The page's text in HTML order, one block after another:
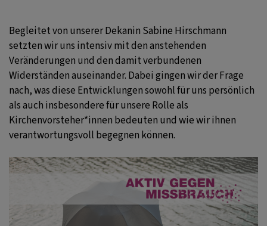
Begleitet von unserer Dekanin Sabine Hirschmann
setzten wir uns intensiv mit den anstehenden
Veränderungen und den damit verbundenen
Widerständen auseinander. Dabei gingen wir der Frage
nach, was diese Entwicklungen sowohl für uns persönlich
als auch insbesondere für unsere Rolle als
Kirchenvorsteher*innen bedeuten und wie wir ihnen
verantwortungsvoll begegnen können.